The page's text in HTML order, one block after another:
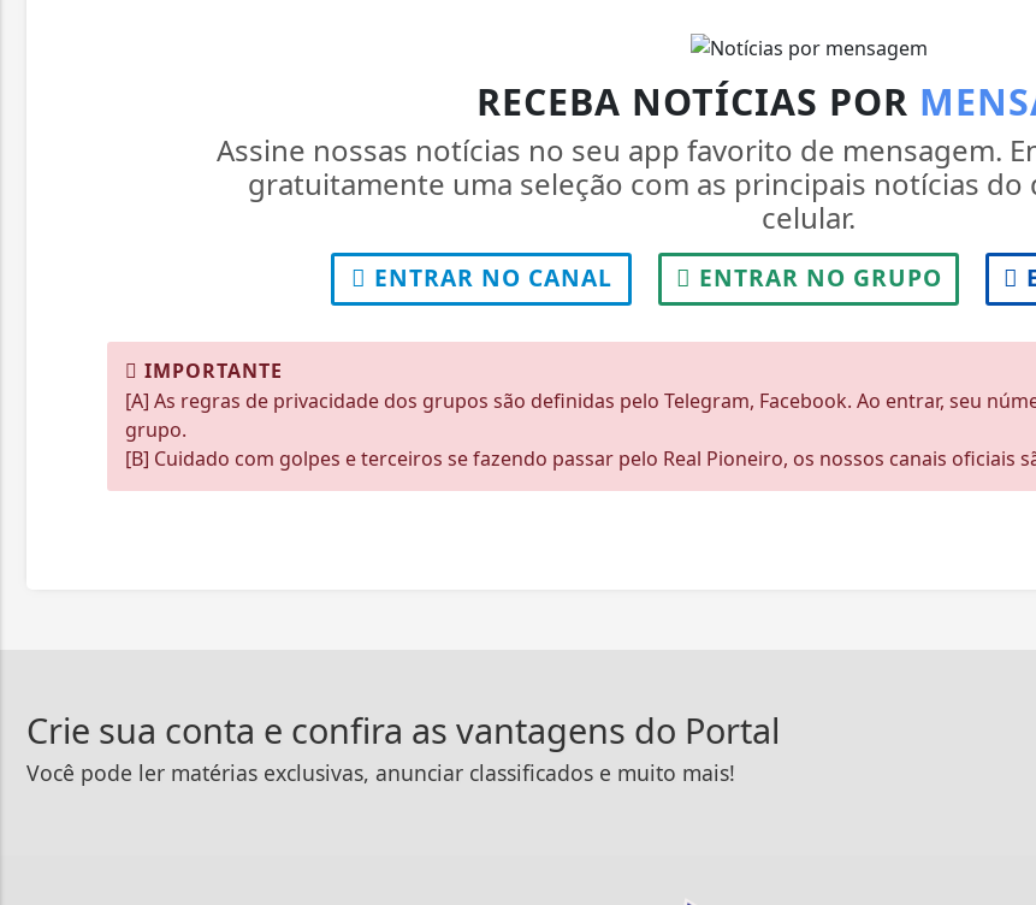
RECEBA NOTÍCIAS POR
Assine nossas notícias no seu app favorito de mensagem.
gratuitamente uma seleção com as principais notícias do
celular.
ENTRAR NO CANAL ENTRAR NO GRUPO
IMPORTANTE
[A] As regras de privacidade dos grupos são definidas pelo Telegram, Facebook. Ao entrar, seu
grupo.
[B] Cuidado com golpes e terceiros se fazendo passar pelo Real Pioneiro, os nossos canais oficiais
Crie sua conta e confira as vantagens do Portal
Você pode ler matérias exclusivas, anunciar classificados e muito mais!